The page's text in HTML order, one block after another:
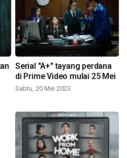
Serial "A+" tayang perdana
di Prime Video mulai 25 Mei
Sabtu, 20 Mei 2023